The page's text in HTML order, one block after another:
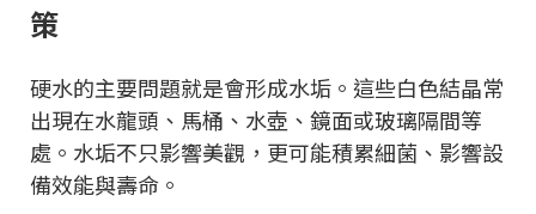
策
硬水的主要問題就是會形成水垢。這些白色結晶常
出現在水龍頭、馬桶、水壺、鏡面或玻璃隔間等
處。水垢不只影響美觀，更可能積累細菌、影響設
備效能與壽命。